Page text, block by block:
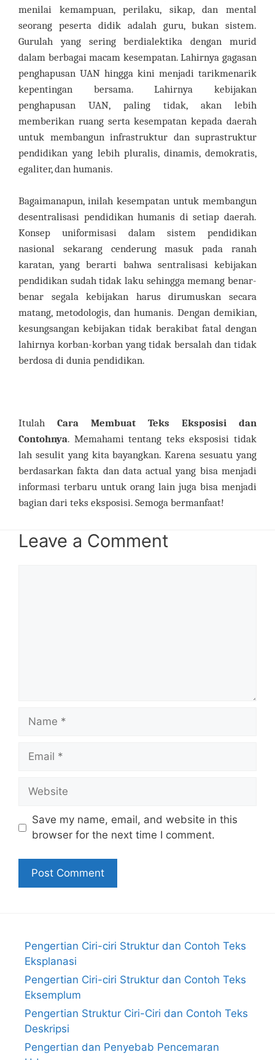
menilai kemampuan, perilaku, sikap, dan mental
seorang peserta didik adalah guru, bukan sistem.
Gurulah yang sering berdialektika dengan murid
dalam berbagai macam kesempatan. Lahirnya gagasan
penghapusan UAN hingga kini menjadi tarikmenarik
kepentingan bersama. Lahirnya kebijakan
penghapusan UAN, paling tidak, akan lebih
memberikan ruang serta kesempatan kepada daerah
untuk membangun infrastruktur dan suprastruktur
pendidikan yang lebih pluralis, dinamis, demokratis,
egaliter, dan humanis.
Bagaimanapun, inilah kesempatan untuk membangun
desentralisasi pendidikan humanis di setiap daerah.
Konsep uniformisasi dalam sistem pendidikan
nasional sekarang cenderung masuk pada ranah
karatan, yang berarti bahwa sentralisasi kebijakan
pendidikan sudah tidak laku sehingga memang benar-
benar segala kebijakan harus dirumuskan secara
matang, metodologis, dan humanis. Dengan demikian,
kesungsangan kebijakan tidak berakibat fatal dengan
lahirnya korban-korban yang tidak bersalah dan tidak
berdosa di dunia pendidikan.
Itulah Cara Membuat Teks Eksposisi dan
Contohnya. Memahami tentang teks eksposisi tidak
lah sesulit yang kita bayangkan. Karena sesuatu yang
berdasarkan fakta dan data actual yang bisa menjadi
informasi terbaru untuk orang lain juga bisa menjadi
bagian dari teks eksposisi. Semoga bermanfaat!
Leave a Comment
Name
Email
Website
Save my name, email, and website in this
browser for the next time I comment.
Pengertian Ciri-ciri Struktur dan Contoh Teks
Eksplanasi
Pengertian Ciri-ciri Struktur dan Contoh Teks
Eksemplum
Pengertian Struktur Ciri-Ciri dan Contoh Teks
Deskripsi
Pengertian dan Penyebab Pencemaran